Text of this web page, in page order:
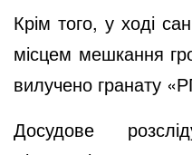
Крім того, у ході
місцем мешкання
вилучено гранату
Досудове